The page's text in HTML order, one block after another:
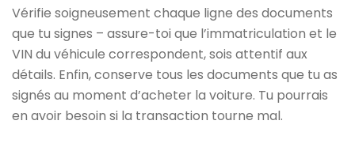
Vérifie soigneusement chaque ligne des documents
que tu signes – assure-toi que l’immatriculation et le
VIN du véhicule correspondent, sois attentif aux
détails. Enfin, conserve tous les documents que tu as
signés au moment d’acheter la voiture. Tu pourrais
en avoir besoin si la transaction tourne mal.